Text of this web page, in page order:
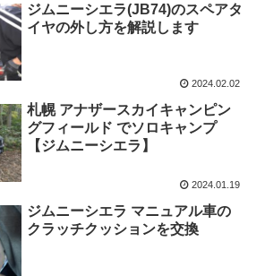
ジムニーシエラ(JB74)のスペアタ
イヤの外し方を解説します
2024.02.02
札幌 アナザースカイキャンピン
グフィールド でソロキャンプ
【ジムニーシエラ】
2024.01.19
ジムニーシエラ マニュアル車の
クラッチクッションを交換